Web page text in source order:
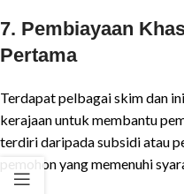
7. Pembiayaan
Pertama
Terdapat pelbagai skim dan
kerajaan untuk membantu
terdiri daripada subsidi atau
pemohon yang memenuhi